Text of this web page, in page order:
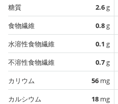
糖質
2.6g
食物繊維
0.8g
水溶性食物繊維
0.1 g
不溶性食物繊維
0.7g
カリウム
56 mg
カルシウム
18 mg